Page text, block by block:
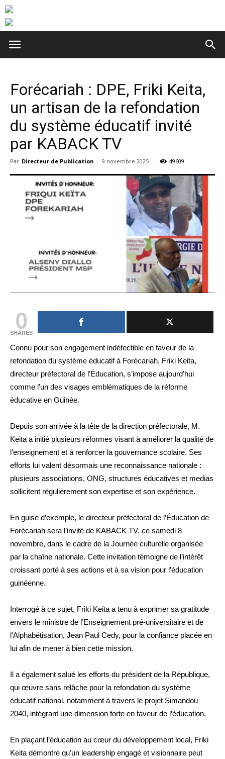
Forécariah : DPE, Friki Keita,
un artisan de la refondation
du système éducatif invité
par KABACK TV
Par Directeur de Publication - 9 novembre 2025 49609
0
SHARES
Connu pour son engagement indéfectible en faveur de la
refondation du système éducatif à Forécariah, Friki Keita,
directeur préfectoral de l’Éducation, s’impose aujourd’hui
comme l’un des visages emblématiques de la réforme
éducative en Guinée.
Depuis son arrivée à la tête de la direction préfectorale, M.
Keita a initié plusieurs réformes visant à améliorer la qualité de
l’enseignement et à renforcer la gouvernance scolaire. Ses
efforts lui valent désormais une reconnaissance nationale :
plusieurs associations, ONG, structures éducatives et medias
sollicitent régulièrement son expertise et son expérience.
En guise d’exemple, le directeur préfectoral de l’Éducation de
Forécariah sera l’invité de KABACK TV, ce samedi 8
novembre, dans le cadre de la Journée culturelle organisée
par la chaîne nationale. Cette invitation témoigne de l’intérêt
croissant porté à ses actions et à sa vision pour l’éducation
guinéenne.
Interrogé à ce sujet, Friki Keita a tenu à exprimer sa gratitude
envers le ministre de l’Enseignement pré-universitaire et de
l’Alphabétisation, Jean Paul Cedy, pour la confiance placée en
lui afin de mener à bien cette mission.
Il a également salué les efforts du président de la République,
qui œuvre sans relâche pour la refondation du système
éducatif national, notamment à travers le projet Simandou
2040, intégrant une dimension forte en faveur de l’éducation.
En plaçant l’éducation au cœur du développement local, Friki
Keita démontre qu’un leadership engagé et visionnaire peut